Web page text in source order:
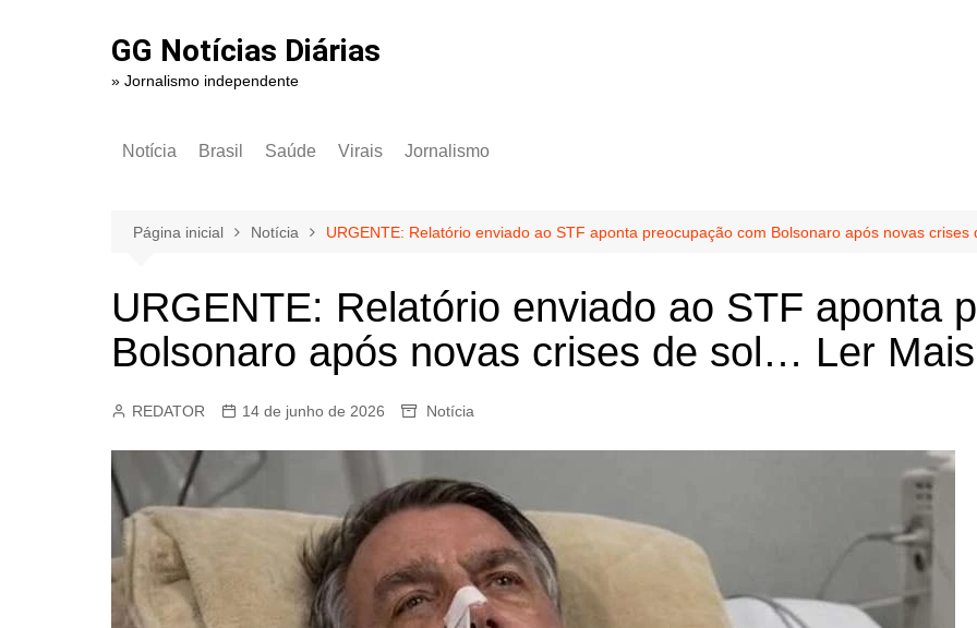
GG Notícias Diárias
» Jornalismo independente
Notícia Brasil Saúde Virais Jornalismo
Página inicial Notícia URGENTE: Relatório enviado ao STF aponta preocupação com Bolsonaro após novas
URGENTE: Relatório enviado ao STF aponta
Bolsonaro após novas crises de sol… Ler Mais
REDATOR 14 de junho de 2026 Notícia